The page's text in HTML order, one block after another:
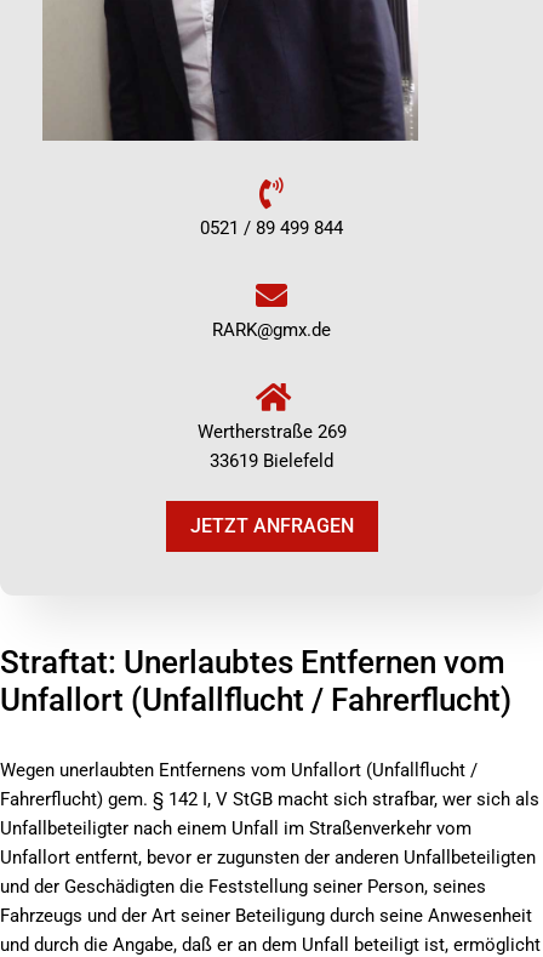
0521 / 89 499 844
RARK@gmx.de
Wertherstraße 269
33619 Bielefeld
JETZT ANFRAGEN
Straftat: Unerlaubtes Entfernen vom
Unfallort (Unfallflucht / Fahrerflucht)
Wegen unerlaubten Entfernens vom Unfallort (Unfallflucht /
Fahrerflucht) gem. § 142 I, V StGB macht sich strafbar, wer sich als
Unfallbeteiligter nach einem Unfall im Straßenverkehr vom
Unfallort entfernt, bevor er zugunsten der anderen Unfallbeteiligten
und der Geschädigten die Feststellung seiner Person, seines
Fahrzeugs und der Art seiner Beteiligung durch seine Anwesenheit
und durch die Angabe, daß er an dem Unfall beteiligt ist, ermöglicht